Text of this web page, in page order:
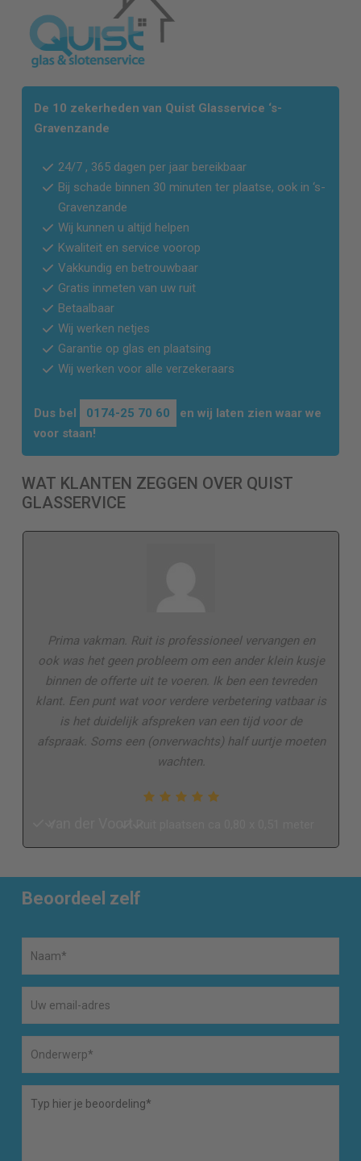
De 10 zekerheden van Quist Glasservice ‘s-
Gravenzande
24/7 , 365 dagen per jaar bereikbaar
Bij schade binnen 30 minuten ter plaatse, ook in ‘s-
Gravenzande
Wij kunnen u altijd helpen
Kwaliteit en service voorop
Vakkundig en betrouwbaar
Gratis inmeten van uw ruit
Betaalbaar
Wij werken netjes
Garantie op glas en plaatsing
Wij werken voor alle verzekeraars
Dus bel 0174-25 70 60
en wij laten zien waar we
voor staan!
WAT KLANTEN ZEGGEN OVER QUIST
GLASSERVICE
Prima vakman. Ruit is professioneel vervangen en
ook was het geen probleem om een ander klein kusje
binnen de offerte uit te voeren. Ik ben een tevreden
klant. Een punt wat voor verdere verbetering vatbaar is
is het duidelijk afspreken van een tijd voor de
afspraak. Soms een (onverwachts) half uurtje moeten
wachten.
Beoordeel zelf